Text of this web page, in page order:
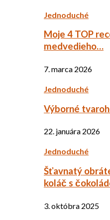
Jednoduché
Moje 4 TOP
medvedieho…
7. marca 2026
Jednoduché
Výborné
22. januára 2026
Jednoduché
Šťavnatý
koláč s
3. októbra 2025